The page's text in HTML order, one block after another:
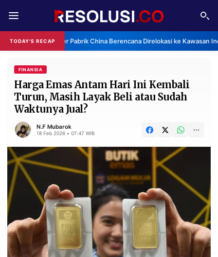
TODAY'S RECAPKlaster Pabrik China Berencana Direlokasi ke Kawasan
REDAKSI TENTANG
RESOLUSI IKLAN
RUBRIKASI
EDITORIAL AKSARA
FINANSIA PERSONA
DAERAH NASIONAL
MANCA SPORT
INFORMASI
PRIVACY
POLICY
BERITA
WARGA
INFORMASI
IKLAN
KIRIM
TULISAN
FINANSIA
Harga Emas Antam Hari Ini Kembali
Turun, Masih Layak Beli atau Sudah
Waktunya Jual?
N.F Mubarok
18 Feb 2026 • 07:47 WIB